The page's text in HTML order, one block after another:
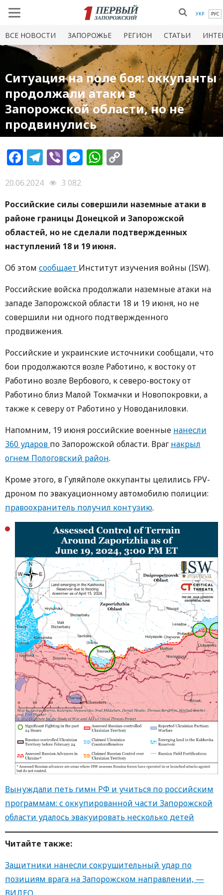
УКР РУС
ВСЕ НОВОСТИ ЗАПОРОЖЬЕ РЕГИОН СТАТЬИ
Ситуация на поле боя: оккупанты
продолжали атаки в
Запорожской области, но не
продвинулись
Facebook
Telegram
ViberMessenger
WhatsApp
20.06.2024
3 082
Российские силы совершили наземные атаки в
районе границы Донецкой и Запорожской
областей, но не сделали подтвержденных
наступлений 18 и 19 июня.
Об этом сообщает Институт изучения войны (ISW).
Российские войска продолжали наземные атаки на
западе Запорожской области 18 и 19 июня, но не
совершили ни одного подтвержденного
продвижения.
Российские и украинские источники сообщали, что
бои продолжаются возле Работино, к востоку от
Работино возле Вербового, к северо-востоку от
Работино близ Малой Токмачки и Новопокровки, а
также к северу от Работино у Новоданиловки.
Напомним, 19 июня российские военные нанесли
360 ударов по Запорожской области. Враг накрыл
огнем Пологовский район.
Кроме этого, в Гуляйполе оккупанты целились FPV-
дроном по эвакуационному автомобилю полиции:
правоохранитель получил контузию.
Вынуждали петь гимн РФ и учиться по российским
программам: с оккупированной части Запорожской
области удалось эвакуировать несколько детей
Читайте также:
Защитники нанесли сокрушительный удар по
позициям врага на Запорожском направлении, —